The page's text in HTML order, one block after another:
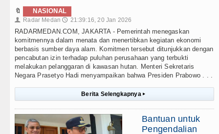
🔖 NASIONAL
👤 Radar Medan 🕔 21:39:16, 20 Jan 2026
RADARMEDAN.COM, JAKARTA - Pemerintah menegaskan
komitmennya dalam menata dan menertibkan kegiatan ekonomi
berbasis sumber daya alam. Komitmen tersebut ditunjukkan dengan
pencabutan izin terhadap puluhan perusahaan yang terbukti
melakukan pelanggaran di kawasan hutan. Menteri Sekretaris
Negara Prasetyo Hadi menyampaikan bahwa Presiden Prabowo . . .
Berita Selengkapnya ▸
Bantuan untuk
Pengendalian